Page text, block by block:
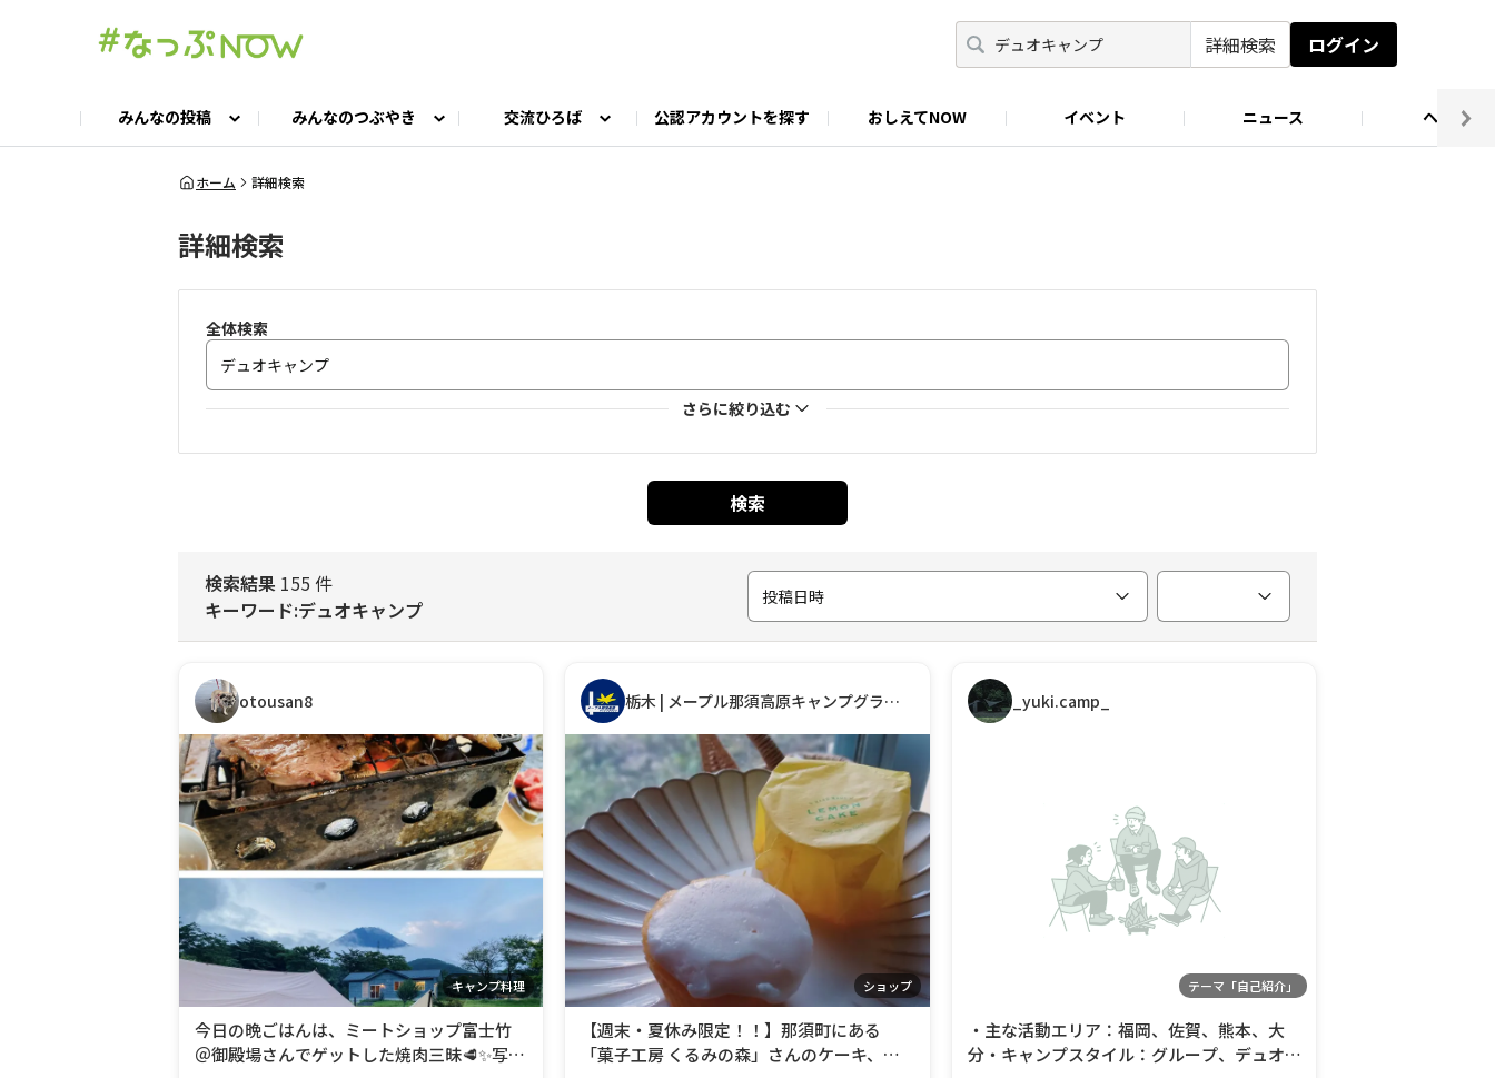
詳細検索 ログイン
みんなの投稿
投稿TOP みんなの投稿
みんなのつぶやき
つぶやきTOP
交流ひろば
交流ひろばTOP
キャンプギア語ろう会
公認アカウントを探す おしえてNOW イベント ニュース ヘルプ
よくある質問
ホーム 詳細検索
詳細検索
全体検索
さらに絞り込む
検索
検索結果 155 件
キーワード:デュオキャンプ
投稿日時
otousan8
キャンプ料理
今日の晩ごはんは、ミートショップ富士竹
＠御殿場さんでゲットした焼肉三昧🥩✨写真
栃木 | メープル那須高原キャンプグランド
ショップ
【週末・夏休み限定！！】那須町にある
「菓子工房 くるみの森」さんのケーキ、焼
_yuki.camp_
テーマ「自己紹介」
・主な活動エリア：福岡、佐賀、熊本、大
分・キャンプスタイル：グループ、デュオ、